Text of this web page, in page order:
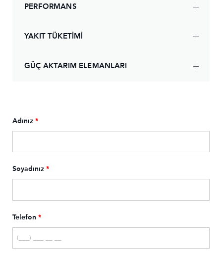
PERFORMANS
YAKIT TÜKETİMİ
GÜÇ AKTARIM ELEMANLARI
Adınız *
Soyadınız *
Telefon *